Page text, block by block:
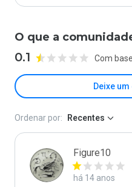
O que a
0.1 Com
Deixe
Ordenar por: Recentes
Figure10
há 14 anos